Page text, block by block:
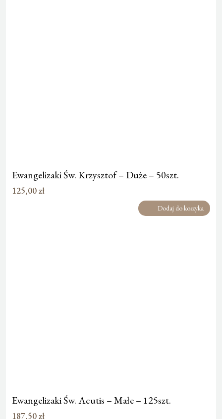
Ewangelizaki Św. Krzysztof – Duże – 50szt.
125,00zł
Dodaj do koszyka
Ewangelizaki Św. Acutis – Małe – 125szt.
187,50zł